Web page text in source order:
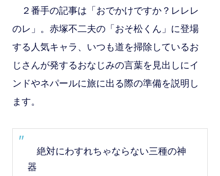
２番手の記事は「おでかけですか？レレレ
のレ」。赤塚不二夫の「おそ松くん」に登場
する人気キャラ、いつも道を掃除しているお
じさんが発するおなじみの言葉を見出しにイ
ンドやネパールに旅に出る際の準備を説明し
ます。
絶対にわすれちゃならない三種の神
器